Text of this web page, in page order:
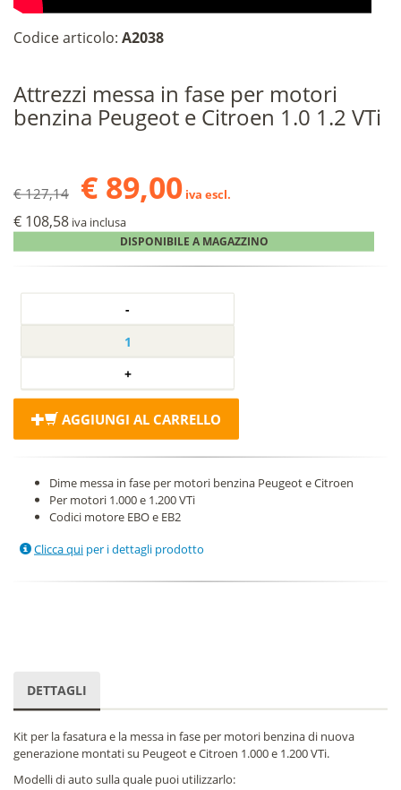
Codice articolo: A2038
Attrezzi messa in fase per motori
benzina Peugeot e Citroen 1.0 1.2 VTi
€ 127,14 € 89,00 iva escl.
€ 108,58 iva inclusa
DISPONIBILE A MAGAZZINO
AGGIUNGI AL CARRELLO
Dime messa in fase per motori benzina Peugeot e Citroen
Per motori 1.000 e 1.200 VTi
Codici motore EBO e EB2
Clicca qui per i dettagli prodotto
DETTAGLI
Kit per la fasatura e la messa in fase per motori benzina di nuova
generazione montati su Peugeot e Citroen 1.000 e 1.200 VTi.
Modelli di auto sulla quale puoi utilizzarlo: